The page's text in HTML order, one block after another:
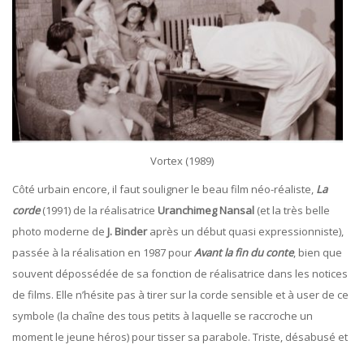
Vortex (1989)
Côté urbain encore, il faut souligner le beau film néo-réaliste, La
corde(1991) de la réalisatrice Uranchimeg Nansal (et la très belle
photo moderne de J. Binderaprès un début quasi expressionniste),
passée à la réalisation en 1987 pourAvant la fin du conte, bien que
souvent dépossédée de sa fonction de réalisatrice dans les notices
de films. Elle n’hésite pas à tirer sur la corde sensible et à user de ce
symbole (la chaîne des tous petits à laquelle se raccroche un
moment le jeune héros) pour tisser sa parabole. Triste, désabusé et